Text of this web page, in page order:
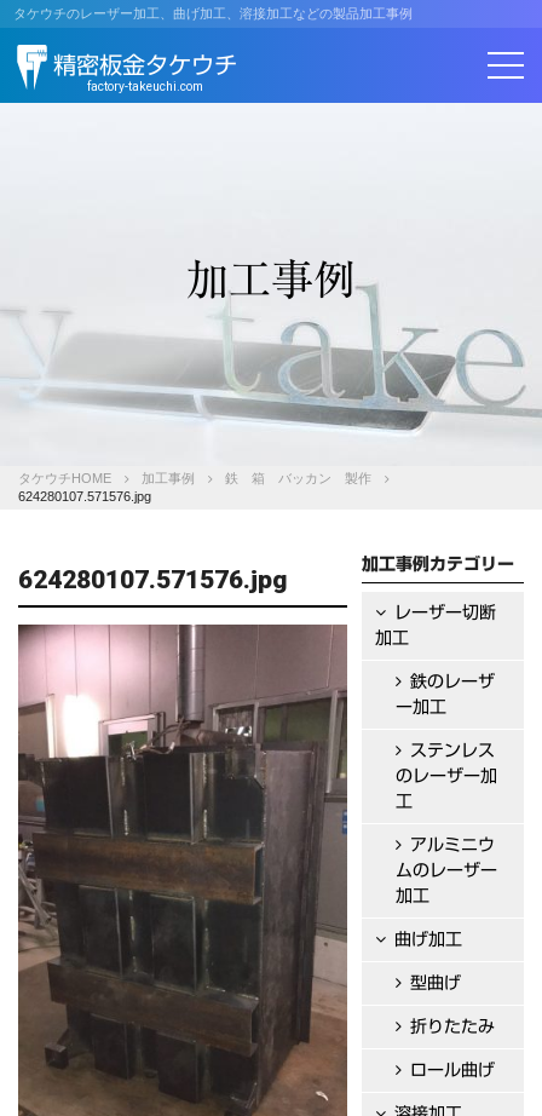
コタケウチのレーザー加工、曲げ加工、溶接加工などの製品加工事例
精密板金タケウチ
factory-takeuchi.com
加工事例
タケウチHOME 加工事例
鉄 箱 バッカン 製作
624280107.571576.jpg
624280107.571576.jpg
加工事例カテゴリー
レーザー切断
加工
鉄のレーザ
ー加工
ステンレス
のレーザー加
工
アルミニウ
ムのレーザー
加工
曲げ加工
型曲げ
折りたたみ
ロール曲げ